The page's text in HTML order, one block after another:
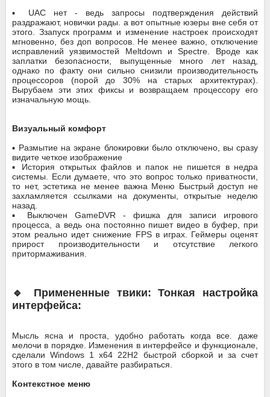
▪️ UAC нет - ведь запросы подтверждения действий
раздражают, новички рады. а вот опытные юзеры вне себя от
этого. Ззапуск программ и изменение настроек происходят
мгновенно, без доп вопросов. Не менее важно, отключение
исправлений уязвимостей Meltdown и Spectre. Вроде как
заплатки безопасности, выпущенные много лет назад,
однако по факту они сильно снизили производительность
процессоров (порой до 30% на старых архитектурах).
Вырубаем эти этих фиксы и возвращаем процессору его
изначальную мощь.
Визуальный комфорт
▪️ Размытие на экране блокировки было отключено, вы сразу
видите четкое изображение
▪️ История открытых файлов и папок не пишется в недра
системы. Если думаете, что это вопрос только приватности,
то нет, эстетика не менее важна Меню Быстрый доступ не
захламляется ссылками на документы, открытые неделю
назад.
▪️ Выключен GameDVR - фишка для записи игрового
процесса, а ведь она постоянно пишет видео в буфер, при
этом реально идет снижение FPS в играх. Геймеры оценят
прирост производительности и отсутствие легкого
притормаживания.
🔹 Примененные твики: Тонкая настройка
интерфейса:
Мысль ясна и проста, удобно работать когда все. даже
мелочи в порядке. Изменения в интерфейсе и функционале,
сделали Windows 1 x64 22H2 быстрой сборкой и за счет
этого в том числе, давайте разбираться.
Контекстное меню